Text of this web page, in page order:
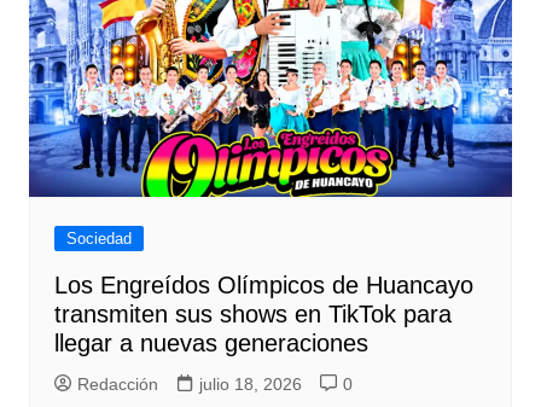
Sociedad
Los Engreídos Olímpicos de Huancayo
transmiten sus shows en TikTok para
llegar a nuevas generaciones
Redacción julio 18, 2026 0